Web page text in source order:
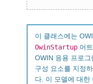
이 클래스에는
OwinStartup 어
OWIN 응용 프로
구성 요소를 지정
다. 이 모델에 대한